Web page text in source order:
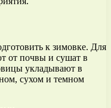
к зимовке. Для
от почвы и сушат в
укладывают в
сухом и темном